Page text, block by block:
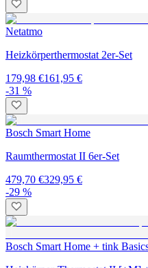
Netatmo
Heizkörperthermostat 2er-Set
179,98 €161,95 €
-31 %
Bosch Smart Home
Raumthermostat II 6er-Set
479,70 €329,95 €
-29 %
Bosch Smart Home + tink